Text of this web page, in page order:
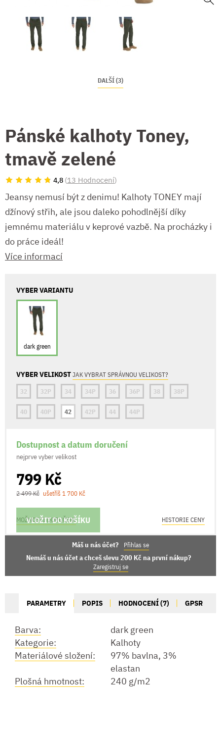
DALŠÍ (3)
Pánské kalhoty Toney,
tmavě zelené
4,8 (13 Hodnocení)
Jeansy nemusí být z denimu! Kalhoty TONEY mají
džínový střih, ale jsou daleko pohodlnější díky
jemnému materiálu v keprové vazbě. Na procházky i
do práce ideál!
Více informací
VYBER VARIANTU
dark green
VYBER VELIKOSTJAK VYBRAT SPRÁVNOU VELIKOST?
32
32P 34 34P 36 36P 38 38P
40 40P 42 42P 44 44P
Dostupnost a datum doručení
nejprve vyber velikost
799 Kč
2 499 Kč ušetříš 1 700 Kč
VLOŽIT DO KOŠÍKU
MOŽNOSTI DORUČENÍ HISTORIE CENY
Máš u nás účet? Přihlas se
Nemáš u nás účet a chceš slevu 200 Kč na první nákup?
Zaregistruj se
PARAMETRY POPIS HODNOCENÍ (7) GPSR
Barva:
dark green
Kategorie:
Kalhoty
Materiálové složení:
97% bavlna, 3%
elastan
Plošná hmotnost:
240 g/m2